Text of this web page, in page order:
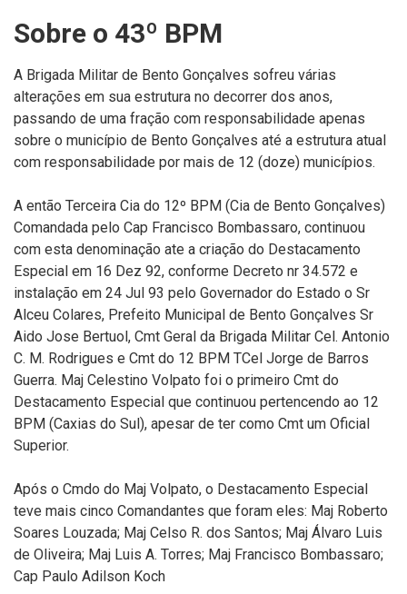
Sobre o 43º BPM
A Brigada Militar de Bento Gonçalves sofreu várias
alterações em sua estrutura no decorrer dos anos,
passando de uma fração com responsabilidade apenas
sobre o município de Bento Gonçalves até a estrutura atual
com responsabilidade por mais de 12 (doze) municípios.
A então Terceira Cia do 12º BPM (Cia de Bento Gonçalves)
Comandada pelo Cap Francisco Bombassaro, continuou
com esta denominação ate a criação do Destacamento
Especial em 16 Dez 92, conforme Decreto nr 34.572 e
instalação em 24 Jul 93 pelo Governador do Estado o Sr
Alceu Colares, Prefeito Municipal de Bento Gonçalves Sr
Aido Jose Bertuol, Cmt Geral da Brigada Militar Cel. Antonio
C. M. Rodrigues e Cmt do 12 BPM TCel Jorge de Barros
Guerra. Maj Celestino Volpato foi o primeiro Cmt do
Destacamento Especial que continuou pertencendo ao 12
BPM (Caxias do Sul), apesar de ter como Cmt um Oficial
Superior.
Após o Cmdo do Maj Volpato, o Destacamento Especial
teve mais cinco Comandantes que foram eles: Maj Roberto
Soares Louzada; Maj Celso R. dos Santos; Maj Álvaro Luis
de Oliveira; Maj Luis A. Torres; Maj Francisco Bombassaro;
Cap Paulo Adilson Koch